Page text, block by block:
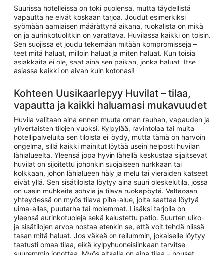
Suurissa hotelleissa on toki puolensa, mutta täydellistä
vapautta ne eivät koskaan tarjoa. Joudut esimerkiksi
syömään aamiaisen määrättynä aikana, ruokalista on mikä
on ja aurinkotuolitkin on varattava. Huvilassa kaikki on toisin.
Sen suojissa et joudu tekemään mitään kompromisseja –
teet mitä haluat, milloin haluat ja miten haluat. Kun toisia
asiakkaita ei ole, saat aina sen paikan, jonka haluat. Itse
asiassa kaikki on aivan kuin kotonasi!
Kohteen Uusikaarlepyy Huvilat – tilaa,
vapautta ja kaikki haluamasi mukavuudet
Huvila valitaan aina ennen muuta oman rauhan, vapauden ja
ylivertaisten tilojen vuoksi. Kylpylää, ravintolaa tai muita
hotellipalveluita sen tiloista ei löydy, mutta tämä on harvoin
ongelma, sillä kaikki mainitut löytää usein helposti huvilan
lähialueelta. Yleensä jopa hyvin lähellä keskustaa sijaitsevat
huvilat on sijoitettu johonkin suojaiseen nurkkaan tai
kolkkaan, johon lähialueen häly ja melu tai vieraiden katseet
eivät yllä. Sen sisätiloista löytyy aina suuri oleskelutila, jossa
on usein muhkeita sohvia ja tilava ruokapöytä. Valtaosan
yhteydessä on myös tilava piha-alue, jolta saattaa löytyä
uima-allas, puutarha tai molemmat. Lisäksi tarjolla on
yleensä aurinkotuoleja sekä kalustettu patio. Suurten ulko-
ja sisätilojen arvoa nostaa etenkin se, että voit tehdä niissä
tasan mitä haluat. Jos väkeä on reilummin, jokaiselle löytyy
taatusti omaa tilaa, eikä kylpyhuoneisiinkaan tarvitse
suuremmin jonottaa. Myös altaalla on aina tilaa – nouset